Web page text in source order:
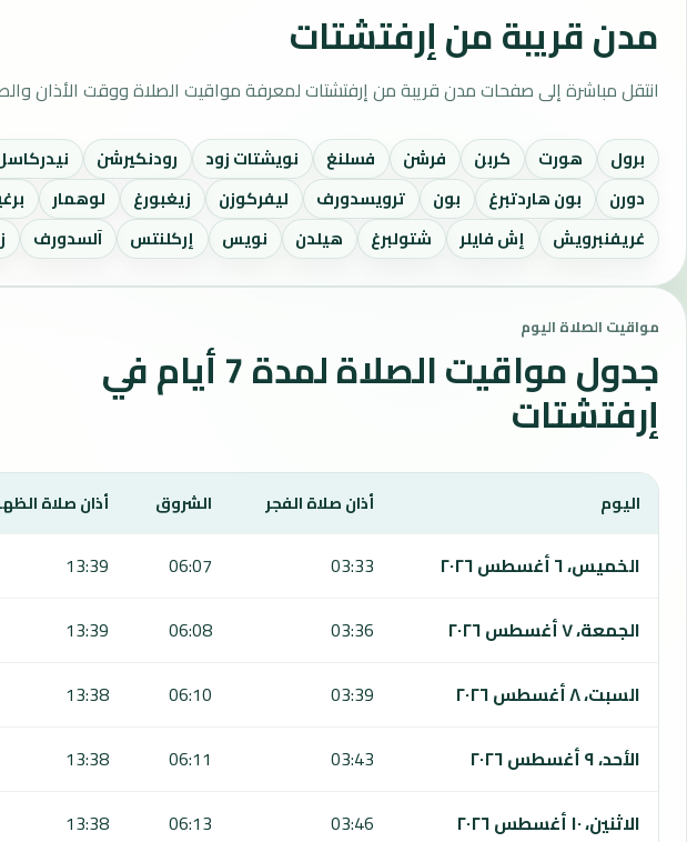
مدن قريبة من إرفتشتات
انتقل مباشرة إلى صفحات مدن قريبة من إرفتشتات لمعرفة مواقيت الصلاة ووقت الأذان
برول هورت كربن فرشن فسلنغ نويشتات زود رودنكيرشن
دورن
بون هاردتبرغ بون ترويسدورف ليفركوزن زيغبورغ لوهمار
غريفنبرويش
إش فايلر شتولبرغ هيلدن نويس إركلنتس آلسدورف
مواقيت الصلاة اليوم
جدول مواقيت الصلاة لمدة 7 أيام في
إرفتشتات
يعرض هذا الجدول مواقيت الصلاة لمدة 7 أيام في إرفتشتات، بما يشمل الفجر والشروق والظهر والعصر والمغرب والعشاء.
اليوم أذان صلاة الفجر الشروق أذان صلاة
الخميس، ٦ أغسطس ٢٠٢٦ 03:33
06:07
13:39
الجمعة، ٧ أغسطس ٢٠٢٦
03:36
06:08
13:39
السبت، ٨ أغسطس ٢٠٢٦
03:39
06:10
13:38
الأحد، ٩ أغسطس ٢٠٢٦
03:43
06:11
13:38
الاثنين، ١٠ أغسطس ٢٠٢٦
03:46
06:13
13:38